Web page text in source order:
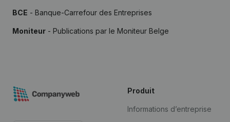
BCE - Banque-Carrefour des Entreprises
Moniteur - Publications par le Moniteur Belge
Produit
Informations d’entreprise